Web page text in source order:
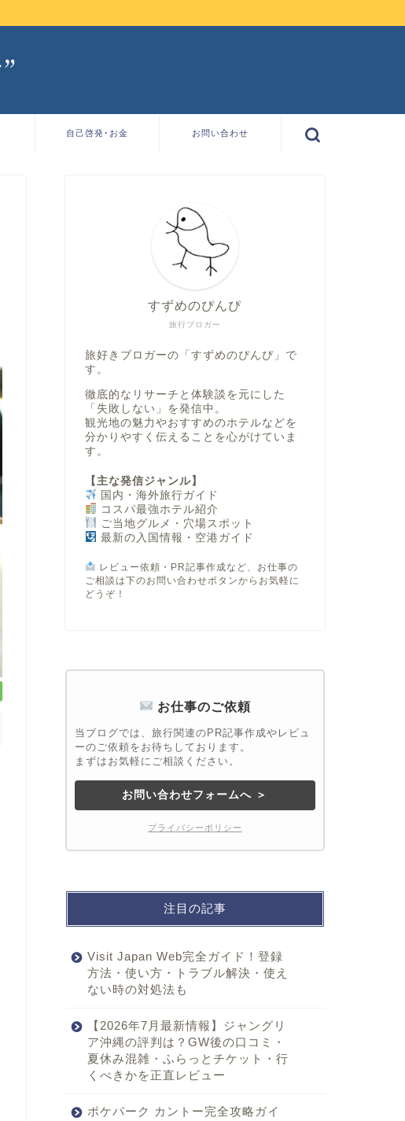
自己啓発･お金 お問い合わせ
旅行ブロガー
すずめのぴんぴ
旅好きブロガーの「すずめのぴんぴ」で
す。
徹底的なリサーチと体験談を元にした
「失敗しない」 を発信中。
観光地の魅力やおすすめのホテルなどを
分かりやすく伝えることを心がけていま
す。
【主な発信ジャンル】
国内・海外旅行ガイド
コスパ最強ホテル紹介
ご当地グルメ・穴場スポット
最新の入国情報・空港ガイド
レビュー依頼・PR記事作成など、お仕事の
ご相談は下のお問い合わせボタンからお気軽に
どうぞ！
お仕事のご依頼
当ブログでは、旅行関連のPR記事作成やレビュ
ーのご依頼をお待ちしております。
まずはお気軽にご相談ください。
お問い合わせフォームへ ＞
プライバシーポリシー
注目の記事
Visit Japan Web完全ガイド！登録
方法・使い方・トラブル解決・使え
ない時の対処法も
【2026年7月最新情報】ジャングリ
ア沖縄の評判は？GW後の口コミ・
夏休み混雑・ふらっとチケット・行
くべきかを正直レビュー
ポケパーク カントー完全攻略ガイ